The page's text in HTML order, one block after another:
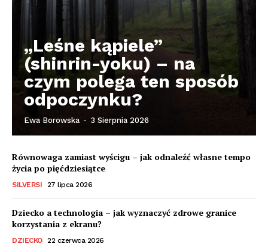
„Leśne kąpiele”
(shinrin-yoku) – na
czym polega ten sposób
odpoczynku?
Ewa Borowska - 3 Sierpnia 2026
Równowaga zamiast wyścigu – jak odnaleźć własne tempo
życia po pięćdziesiątce
SILVERSI 27 lipca 2026
Dziecko a technologia – jak wyznaczyć zdrowe granice
korzystania z ekranu?
DZIECKO 22 czerwca 2026